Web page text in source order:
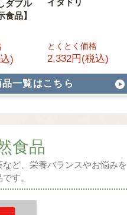
ダブル
食品】
)
とくとく価格
2,332円(税込)
一覧はこちら
食品
ど、栄養バランスやお悩みを
す。